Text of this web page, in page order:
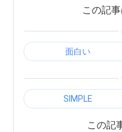
この記
面白い
SIMPLE
この記